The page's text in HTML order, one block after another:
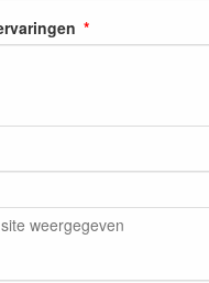
weergegeven